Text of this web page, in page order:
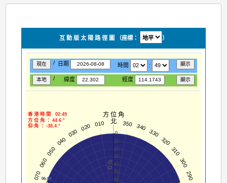
互 動 版 太 陽 路 徑 圖 （座標： ）
現在 / 日期 時間 : 顯示
本地 / 緯度 經度 顯示
仰 角
0
10
20
30
40
50
60
方 位 角
北
010
020
030
040
050
060
070 290
300
310
320
330
340
350
06:00
香 港 時 間 02:49
方 位 角 ： 44.6 °
仰 角 ： -38.4 °